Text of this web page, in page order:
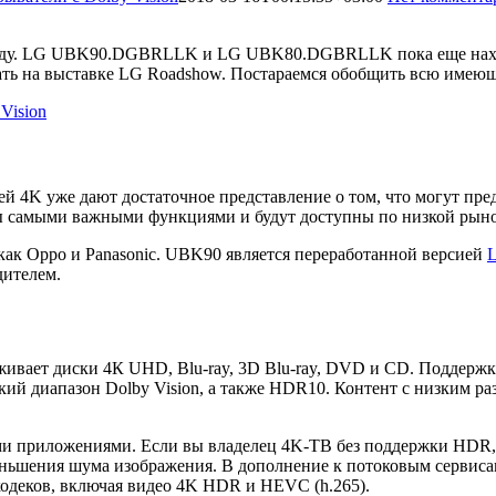
LG UBK90.DGBRLLK и LG UBK80.DGBRLLK пока еще
на выставке LG Roadshow. Постараемся обобщить всю
уже дают достаточное представление о том, что могут
самыми важными функциями и будут доступны по низкой
Oppo и Panasonic. UBK90 является переработанной версией
диски 4К UHD, Blu-ray, 3D Blu-ray, DVD и CD.
диапазон Dolby Vision, а также HDR10. Контент с низким
приложениями. Если вы владелец 4K-ТВ без поддержки
шума изображения. В дополнение к потоковым
включая видео 4K HDR и HEVC (h.265).